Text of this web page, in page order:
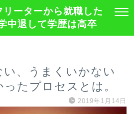
ーターから就職した
中退して学歴は高卒
、うまくいかない
たプロセスとは。
2019年1月14日